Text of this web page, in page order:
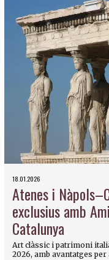
18.01.2026
Atenes i
exclusius amb
Catalunya
Art clàssic i patrimoni
2026, amb avantatges